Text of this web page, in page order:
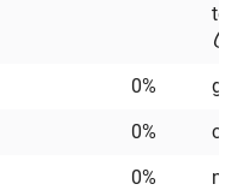
tot
0%
0%
0%